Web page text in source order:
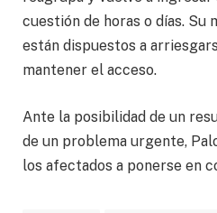
cuestión de horas o días. Su
están dispuestos a
mantener el acceso.
Ante la posibilidad de un
de un problema urgente,
los afectados a ponerse en